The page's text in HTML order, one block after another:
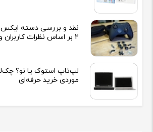
نقد و بررسی دسته
2 بر اساس نظرات کاربران واقعی
موردی خرید حرفه‌ای